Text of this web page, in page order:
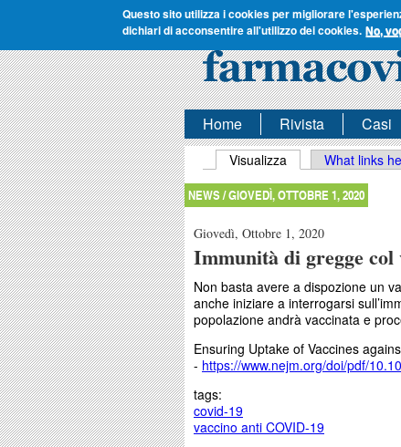
Questo sito utilizza i cookies per migliorare
dichiari di acconsentire all'utilizzo dei cookies. No,
Home
Rivista Casi
Schede primarie
Visualizza (scheda attiva)
What links
NEWS /GIOVEDÌ, OTTOBRE 1, 2020
Giovedì, Ottobre 1, 2020
Immunità di gregge
Non basta avere a dispozione un
anche iniziare a interrogarsi
popolazione andrà vaccinata e
Ensuring Uptake of Vaccines
- https://www.nejm.org/doi/pdf/
tags:
covid-19
vaccino anti COVID-19